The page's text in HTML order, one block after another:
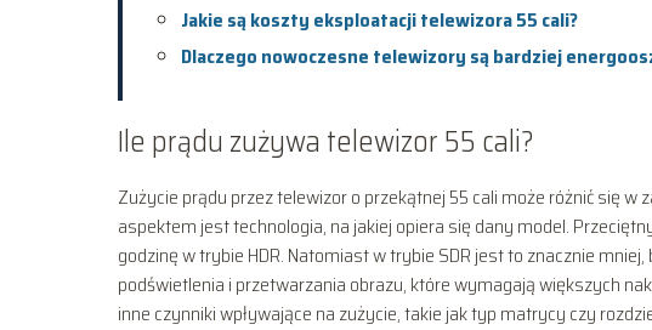
Jakie są koszty eksploatacji telewizora 55 cali?
Dlaczego nowoczesne telewizory są bardziej
Ile prądu zużywa telewizor 55 cali?
Zużycie prądu przez telewizor o przekątnej 55 cali może różnić się
aspektem jest technologia, na jakiej opiera się dany model.
godzinę w trybie HDR. Natomiast w trybie SDR jest to znacznie
podświetlenia i przetwarzania obrazu, które wymagają większych
inne czynniki wpływające na zużycie, takie jak typ matrycy czy